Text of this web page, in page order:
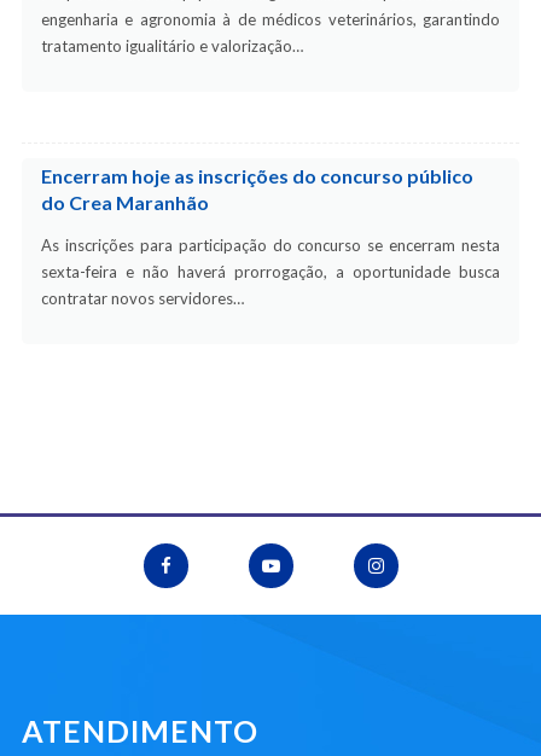
engenharia e agronomia à de médicos veterinários, garantindo
tratamento igualitário e valorização…
Encerram hoje as inscrições do concurso público
do Crea Maranhão
As inscrições para participação do concurso se encerram nesta
sexta-feira e não haverá prorrogação, a oportunidade busca
contratar novos servidores…
ATENDIMENTO